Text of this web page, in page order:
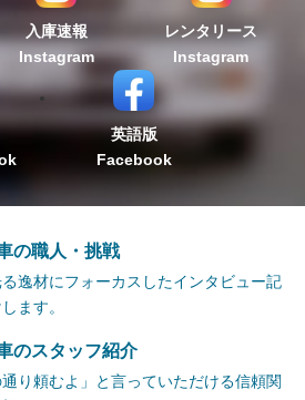
入庫速報
Instagram
レンタリース
Instagram
英語版
Facebook
の職人・挑戦
逸材にフォーカスしたインタビュー記
ます。
のスタッフ紹介
通り頼むよ」と言っていただける信頼関